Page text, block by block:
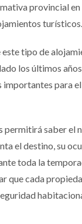
provincial
turísticos.
tipo de
los últimos
importantes para
permitirá saber el
el destino, su
toda la
que cada